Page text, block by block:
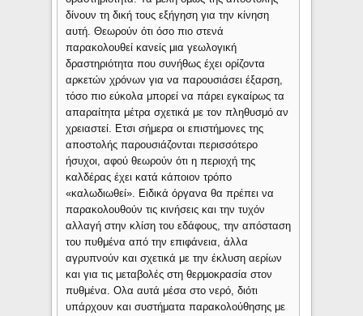
δίνουν τη δική τους εξήγηση για την κίνηση
αυτή. Θεωρούν ότι όσο πιο στενά
παρακολουθεί κανείς μια γεωλογική
δραστηριότητα που συνήθως έχει ορίζοντα
αρκετών χρόνων για να παρουσιάσει έξαρση,
τόσο πιο εύκολα μπορεί να πάρει εγκαίρως τα
απαραίτητα μέτρα σχετικά με τον πληθυσμό αν
χρειαστεί. Ετσι σήμερα οι επιστήμονες της
αποστολής παρουσιάζονται περισσότερο
ήσυχοι, αφού θεωρούν ότι η περιοχή της
καλδέρας έχει κατά κάποιον τρόπο
«καλωδιωθεί». Ειδικά όργανα θα πρέπει να
παρακολουθούν τις κινήσεις και την τυχόν
αλλαγή στην κλίση του εδάφους, την απόσταση
του πυθμένα από την επιφάνεια, άλλα
αγρυπνούν και σχετικά με την έκλυση αερίων
και για τις μεταβολές στη θερμοκρασία στον
πυθμένα. Ολα αυτά μέσα στο νερό, διότι
υπάρχουν και συστήματα παρακολούθησης με